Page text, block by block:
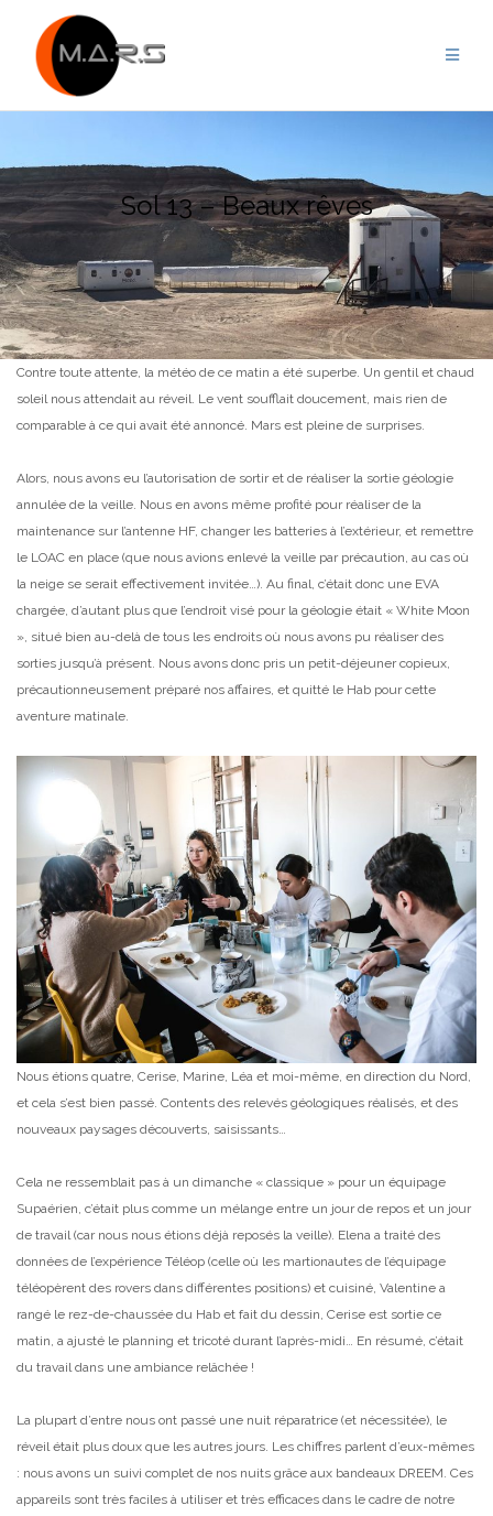
content
Sol 13 – Beaux rêves
Contre toute attente, la météo de ce matin a été superbe. Un gentil et chaud
soleil nous attendait au réveil. Le vent soufflait doucement, mais rien de
comparable à ce qui avait été annoncé. Mars est pleine de surprises.
Alors, nous avons eu l’autorisation de sortir et de réaliser la sortie géologie
annulée de la veille. Nous en avons même profité pour réaliser de la
maintenance sur l’antenne HF, changer les batteries à l’extérieur, et remettre
le LOAC en place (que nous avions enlevé la veille par précaution, au cas où
la neige se serait effectivement invitée…). Au final, c’était donc une EVA
chargée, d’autant plus que l’endroit visé pour la géologie était « White Moon
», situé bien au-delà de tous les endroits où nous avons pu réaliser des
sorties jusqu’à présent. Nous avons donc pris un petit-déjeuner copieux,
précautionneusement préparé nos affaires, et quitté le Hab pour cette
aventure matinale.
Nous étions quatre, Cerise, Marine, Léa et moi-même, en direction du Nord,
et cela s’est bien passé. Contents des relevés géologiques réalisés, et des
nouveaux paysages découverts, saisissants…
Cela ne ressemblait pas à un dimanche « classique » pour un équipage
Supaérien, c’était plus comme un mélange entre un jour de repos et un jour
de travail (car nous nous étions déjà reposés la veille). Elena a traité des
données de l’expérience Téléop (celle où les martionautes de l’équipage
téléopèrent des rovers dans différentes positions) et cuisiné, Valentine a
rangé le rez-de-chaussée du Hab et fait du dessin, Cerise est sortie ce
matin, a ajusté le planning et tricoté durant l’après-midi… En résumé, c’était
du travail dans une ambiance relâchée !
La plupart d’entre nous ont passé une nuit réparatrice (et nécessitée), le
réveil était plus doux que les autres jours. Les chiffres parlent d’eux-mêmes
: nous avons un suivi complet de nos nuits grâce aux bandeaux DREEM. Ces
appareils sont très faciles à utiliser et très efficaces dans le cadre de notre